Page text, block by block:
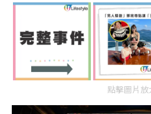
點擊圖片放